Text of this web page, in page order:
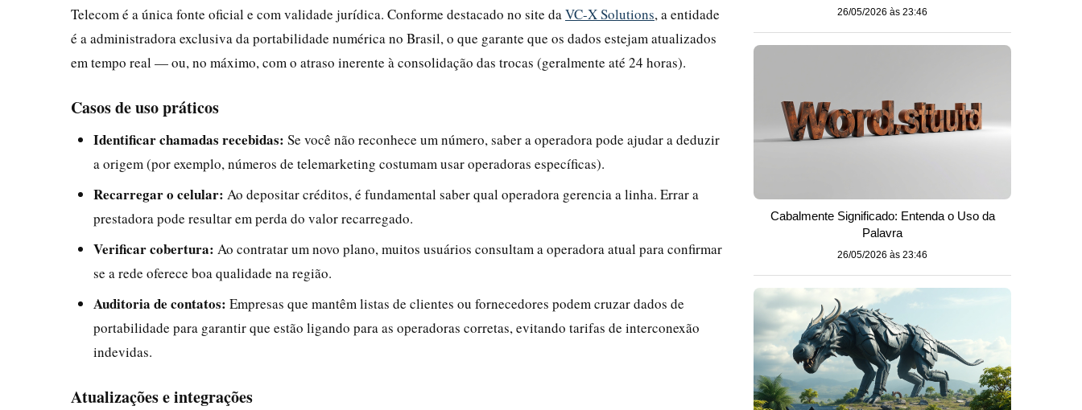
Telecom é a única fonte oficial e com validade jurídica. Conforme destacado no site da VC-X Solutions, a entidade
é a administradora exclusiva da portabilidade numérica no Brasil, o que garante que os dados estejam atualizados
em tempo real — ou, no máximo, com o atraso inerente à consolidação das trocas (geralmente até 24 horas).
Casos de uso práticos
Identificar chamadas recebidas: Se você não reconhece um número, saber a operadora pode ajudar a deduzir
a origem (por exemplo, números de telemarketing costumam usar operadoras específicas).
Recarregar o celular: Ao depositar créditos, é fundamental saber qual operadora gerencia a linha. Errar a
prestadora pode resultar em perda do valor recarregado.
Verificar cobertura: Ao contratar um novo plano, muitos usuários consultam a operadora atual para confirmar
se a rede oferece boa qualidade na região.
Auditoria de contatos: Empresas que mantêm listas de clientes ou fornecedores podem cruzar dados de
portabilidade para garantir que estão ligando para as operadoras corretas, evitando tarifas de interconexão
indevidas.
Atualizações e integrações
26/05/2026 às 23:46
Cabalmente Significado: Entenda o Uso da
Palavra
26/05/2026 às 23:46